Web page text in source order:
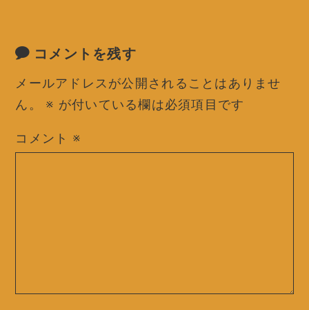
コメントを残す
メールアドレスが公開されることはありませ
ん。
※ が付いている欄は必須項目です
コメント ※